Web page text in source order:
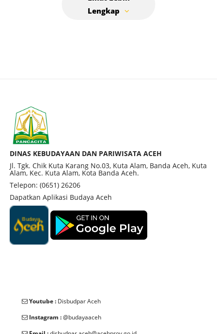
DINAS KEBUDAYAAN DAN PARIWISATA ACEH
Jl. Tgk. Chik Kuta Karang No.03, Kuta Alam, Banda Aceh, Kuta
Alam, Kec. Kuta Alam, Kota Banda Aceh.
Telepon: (0651) 26206
Dapatkan Aplikasi Budaya Aceh
Youtube : Disbudpar Aceh
Instagram :@budayaaceh